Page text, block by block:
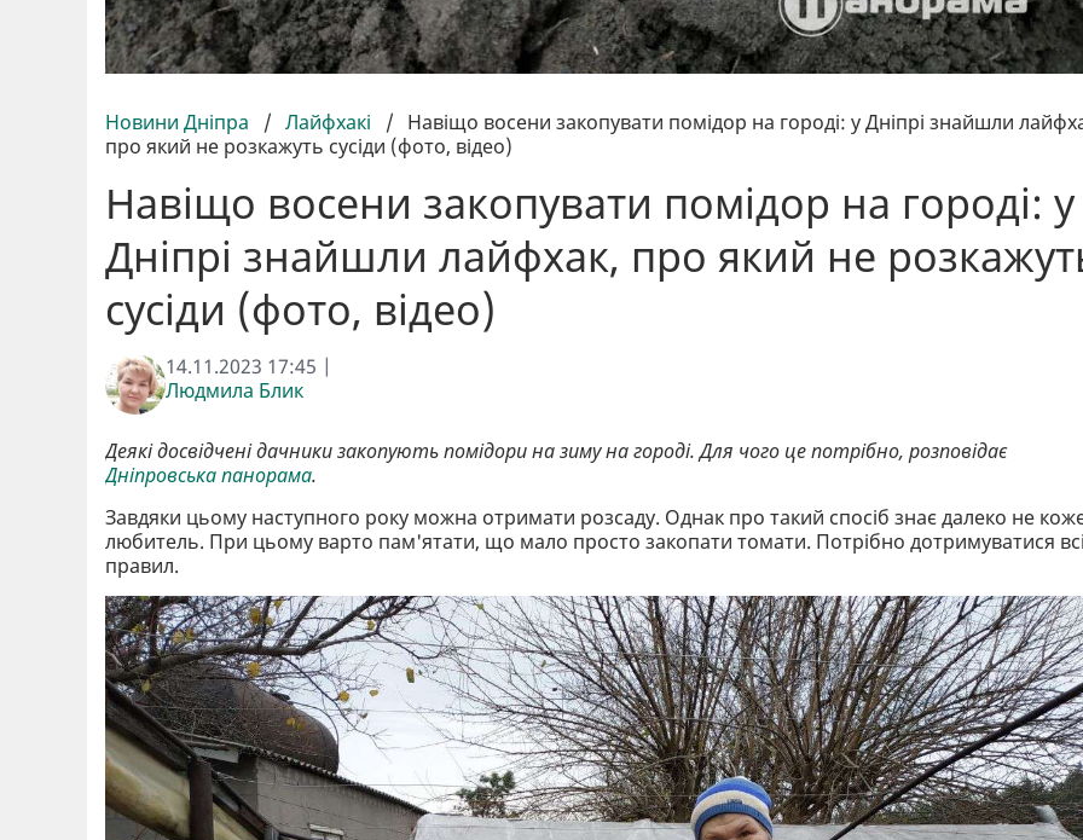
Новини Дніпра / Лайфхакі / Навіщо восени закопувати помідор на городі: у Дніпрі знайшли
про який не розкажуть сусіди (фото, відео)
Навіщо восени закопувати помідор на городі: у
Дніпрі знайшли лайфхак, про який не
сусіди (фото, відео)
14.11.2023 17:45 |
Людмила Блик
Деякі досвідчені дачники закопують помідори на зиму на городі. Для чого це потрібно, розповідає
Дніпровська панорама.
Завдяки цьому наступного року можна отримати розсаду. Однак про такий спосіб знає далеко не
любитель. При цьому варто пам'ятати, що мало просто закопати томати. Потрібно дотримуватися
правил.